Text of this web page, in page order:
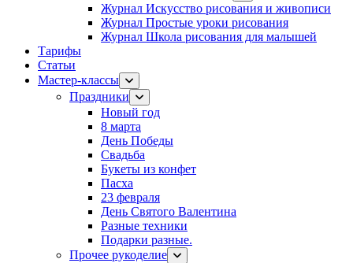
Журнал Искусство рисования и живописи
Журнал Простые уроки рисования
Журнал Школа рисования для малышей
Тарифы
Статьи
Мастер-классы
Праздники
Новый год
8 марта
День Победы
Свадьба
Букеты из конфет
Пасха
23 февраля
День Святого Валентина
Разные техники
Подарки разные.
Прочее рукоделие